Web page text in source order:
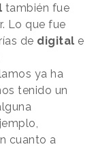
también fue
Lo que fue
de digital e
ya ha
tenido un
cuanto a